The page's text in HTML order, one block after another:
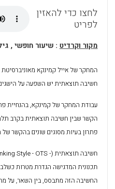
לחצו כדי להאזין
לפריט
מקור וקרדיט : שיעור חופשי , גיליון 85 , אדר
המחקר של אייל קמינקא
חשיבה תוצאתית יש השפעה על הישגים
עבודת המחקר של קמינקא, בהנחיית
הקשר שבין חשיבה תוצאתית בקרב
פתרון בעיות מסוגים שונים בהקשר
חשיבה תוצאתית (OTS -
Style -
תכנונית המדגישה הגדרת מטרות כשלב
החשיבה הזה מתבסס, בין השאר, על